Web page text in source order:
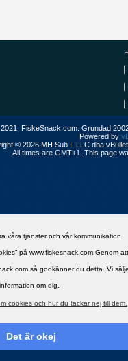
våra tjänster och vår kommunikation
på www.fiskesnack.com.Genom att
så godkänner du detta. Vi
om dig.
cookies och hur du tackar nej till dem.
Det är okej
FiskeSnack.com. Grundad
Powered by
© 2026 MH Sub I, LLC dba
All times are GMT+1. This page